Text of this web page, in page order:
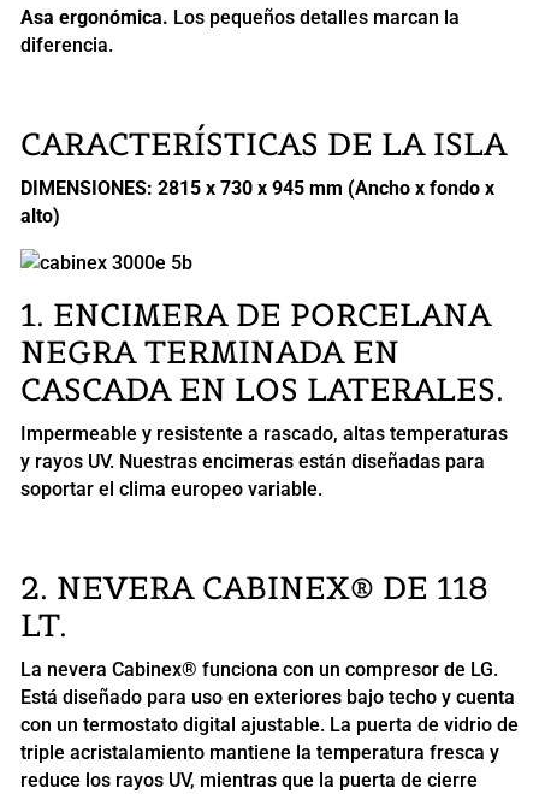
Asa ergonómica. Los pequeños detalles marcan la
diferencia.
CARACTERÍSTICAS DE LA ISLA
DIMENSIONES: 2815 x 730 x 945 mm (Ancho x fondo x
alto)
1. ENCIMERA DE PORCELANA
NEGRA TERMINADA EN
CASCADA EN LOS LATERALES.
Impermeable y resistente a rascado, altas temperaturas
y rayos UV. Nuestras encimeras están diseñadas para
soportar el clima europeo variable.
2. NEVERA CABINEX® DE 118
LT.
La nevera Cabinex® funciona con un compresor de LG.
Está diseñado para uso en exteriores bajo techo y cuenta
con un termostato digital ajustable. La puerta de vidrio de
triple acristalamiento mantiene la temperatura fresca y
reduce los rayos UV, mientras que la puerta de cierre